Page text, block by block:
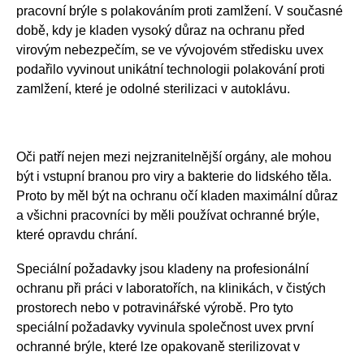
pracovní brýle s polakováním proti zamlžení. V současné
době, kdy je kladen vysoký důraz na ochranu před
virovým nebezpečím, se ve vývojovém středisku uvex
podařilo vyvinout unikátní technologii polakování proti
zamlžení, které je odolné sterilizaci v autoklávu.
Oči patří nejen mezi nejzranitelnější orgány, ale mohou
být i vstupní branou pro viry a bakterie do lidského těla.
Proto by měl být na ochranu očí kladen maximální důraz
a všichni pracovníci by měli používat ochranné brýle,
které opravdu chrání.
Speciální požadavky jsou kladeny na profesionální
ochranu při práci v laboratořích, na klinikách, v čistých
prostorech nebo v potravinářské výrobě. Pro tyto
speciální požadavky vyvinula společnost uvex první
ochranné brýle, které lze opakovaně sterilizovat v